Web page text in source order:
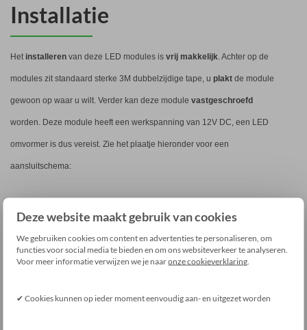
Deze website maakt gebruik van cookies
We gebruiken cookies om content en advertenties te personaliseren, om
functies voor social media te bieden en om ons websiteverkeer te analyseren.
Voor meer informatie verwijzen we je naaronze cookieverklaring
✔ Cookies kunnen op ieder moment eenvoudig aan- en uitgezet worden
​Installatie
Het installeren van deze LED modules is vrij makkelijk. Achter op de
modules zit standaard sterke 3M dubbelzijdige tape, u plakt de module
gewoon op waar u wilt. Verder kan deze module vastgeschroefd
worden. Deze module heeft een werkspanning van 12V DC, een LED
omvormer is dus vereist. Zie het plaatje hieronder voor een
aansluitschema: